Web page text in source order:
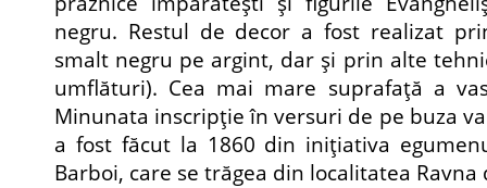
negru. Restul de decor a fost realizat
smalt negru pe argint, dar şi prin alte
umflături). Cea mai mare suprafaţă a
Minunata inscripţie în versuri de pe buza
a fost făcut la 1860 din iniţiativa
Barboi, care se trăgea din localitatea